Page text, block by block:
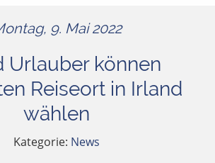
9. Mai 2022
Urlauber können
Reiseort in Irland
wählen
Kategorie: News